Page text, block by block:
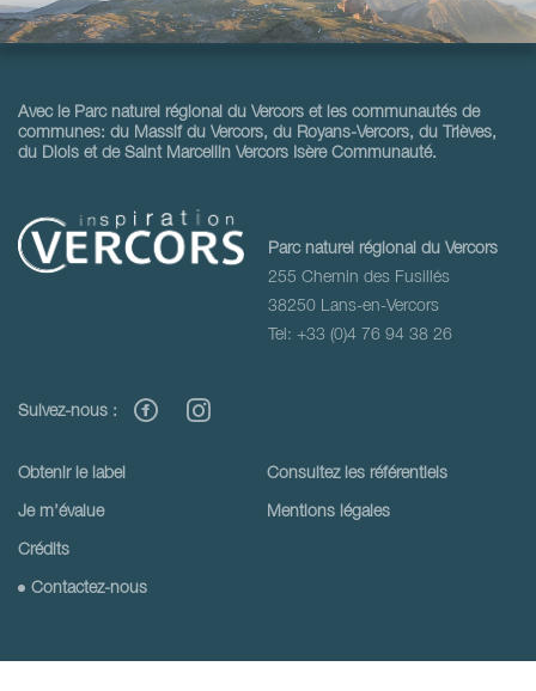
Avec le Parc naturel régional du Vercors et les communautés de
communes: du Massif du Vercors, du Royans-Vercors, du Trièves,
du Diois et de Saint Marcellin Vercors Isère Communauté.
Parc naturel régional du Vercors
255 Chemin des Fusillés
38250 Lans-en-Vercors
Tel: +33 (0)4 76 94 38 26
Suivez-nous :
Obtenir le label Consultez les référentiels
Je m’évalue Mentions légales
Crédits
Contactez-nous